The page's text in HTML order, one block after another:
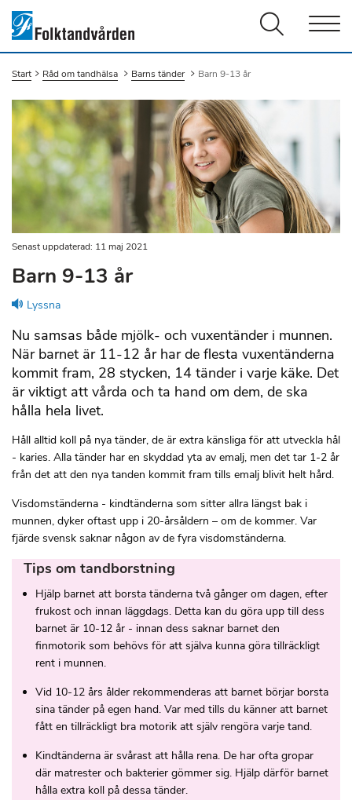
Start Råd om tandhälsa Barns tänder Du är här:
Barn 9-13 år
Senast uppdaterad: 11 maj 2021
Barn 9-13 år
Lyssna
Nu samsas både mjölk- och vuxentänder i munnen.
När barnet är 11-12 år har de flesta vuxentänderna
kommit fram, 28 stycken, 14 tänder i varje käke. Det
är viktigt att vårda och ta hand om dem, de ska
hålla hela livet.
Håll alltid koll på nya tänder, de är extra känsliga för att utveckla hål
- karies. Alla tänder har en skyddad yta av emalj, men det tar 1-2 år
från det att den nya tanden kommit fram tills emalj blivit helt hård.
Visdomständerna - kindtänderna som sitter allra längst bak i
munnen, dyker oftast upp i 20-årsåldern – om de kommer. Var
fjärde svensk saknar någon av de fyra visdomständerna.
Tips om tandborstning
Hjälp barnet att borsta tänderna två gånger om dagen, efter
frukost och innan läggdags. Detta kan du göra upp till dess
barnet är 10-12 år - innan dess saknar barnet den
finmotorik som behövs för att själva kunna göra tillräckligt
rent i munnen.
Vid 10-12 års ålder rekommenderas att barnet börjar borsta
sina tänder på egen hand. Var med tills du känner att barnet
fått en tillräckligt bra motorik att själv rengöra varje tand.
Kindtänderna är svårast att hålla rena. De har ofta gropar
där matrester och bakterier gömmer sig. Hjälp därför barnet
hålla extra koll på dessa tänder.